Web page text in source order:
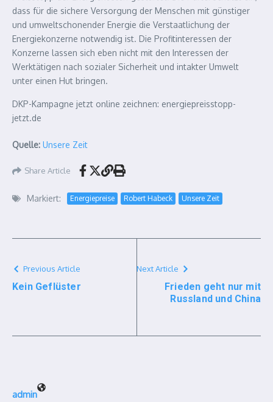
dass für die sichere Versorgung der Menschen mit günstiger
und umweltschonender Energie die Verstaatlichung der
Energiekonzerne notwendig ist. Die Profitinteressen der
Konzerne lassen sich eben nicht mit den Interessen der
Werktätigen nach sozialer Sicherheit und intakter Umwelt
unter einen Hut bringen.
DKP-Kampagne jetzt online zeichnen: energiepreisstopp-
jetzt.de
Quelle: Unsere Zeit
Share Article
Markiert: Energiepreise Robert Habeck Unsere Zeit
Previous Article
Kein Geflüster
Next Article
Frieden geht nur mit
Russland und China
admin